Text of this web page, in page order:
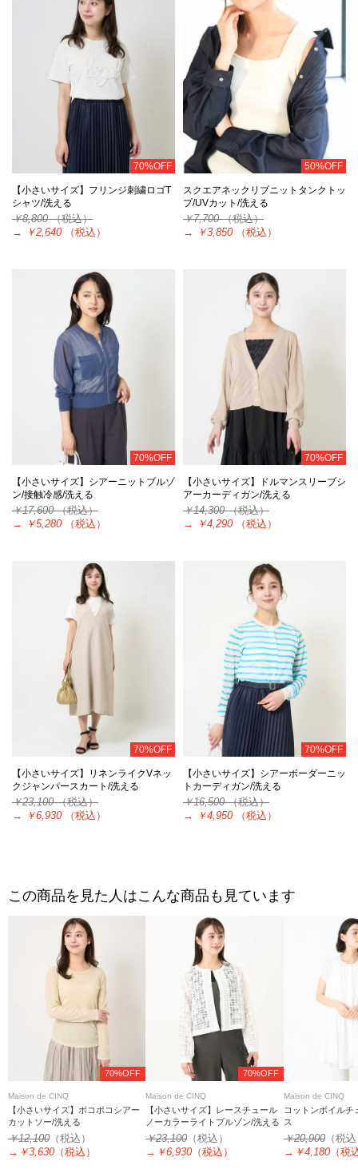
70%OFF
【小さいサイズ】フリンジ刺繍ロゴT
シャツ/洗える
￥8,800（税込）
→
￥2,640 （税込）
50%OFF
スクエアネックリブニットタンクトッ
プ/UVカット/洗える
￥7,700（税込）
→
￥3,850 （税込）
70%OFF
【小さいサイズ】シアーニットブルゾ
ン/接触冷感/洗える
￥17,600（税込）
→
￥5,280 （税込）
70%OFF
【小さいサイズ】ドルマンスリーブシ
アーカーディガン/洗える
￥14,300（税込）
→
￥4,290 （税込）
70%OFF
【小さいサイズ】リネンライクVネッ
クジャンパースカート/洗える
￥23,100（税込）
→
￥6,930 （税込）
70%OFF
【小さいサイズ】シアーボーダーニッ
トカーディガン/洗える
￥16,500（税込）
→
￥4,950 （税込）
この商品を見た人はこんな商品も見ています
70%OFF
Maison de CINQ
【小さいサイズ】ポコポコシアー
カットソー/洗える
￥12,100 （税込）
→ ￥3,630 （税込）
70%OFF
Maison de CINQ
【小さいサイズ】レースチュール
ノーカラーライトブルゾン/洗える
￥23,100（税込）
→ ￥6,930 （税込）
Maison de CINQ
コットンボイルチ
ス
￥20,900（税
→ ￥4,180（税